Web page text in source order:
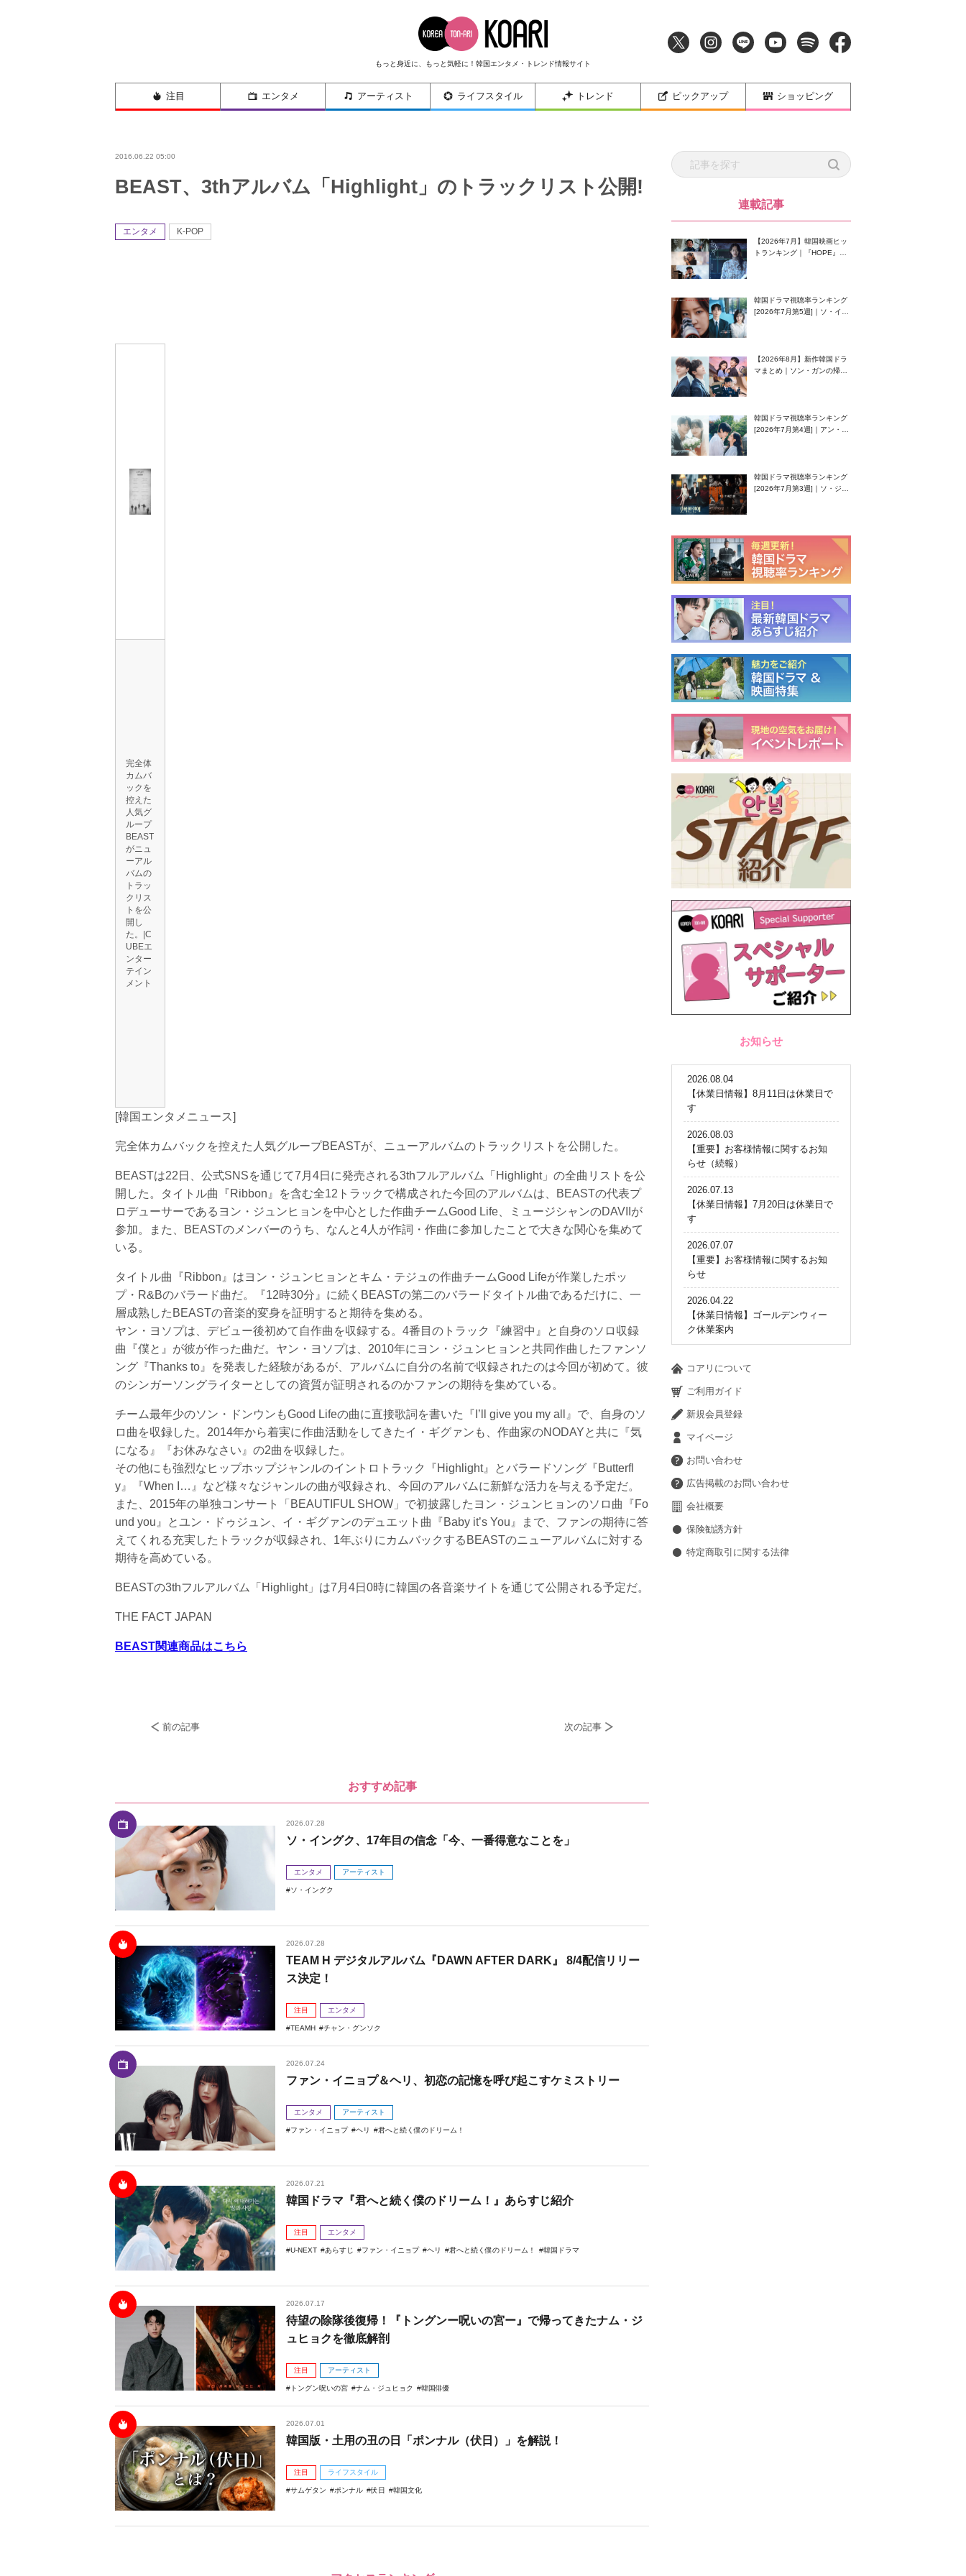
もっと身近に、もっと気軽に！韓国エンタメ・トレンド情報サイト
注目 エンタメ アーティスト ライフスタイル トレンド ピックアップ ショッピング
2016.06.22 05:00
BEAST、3thアルバム「Highlight」のトラックリスト公開!
エンタメ K-POP
完全体
カムバ
ックを
控えた
人気グ
ループ
BEAST
がニュ
ーアル
バムの
トラッ
クリス
トを公
開し
た。|C
UBEエ
ンター
テイン
メント
[韓国エンタメニュース]
完全体カムバックを控えた人気グループBEASTが、ニューアルバムのトラックリストを公開した。
BEASTは22日、公式SNSを通じて7月4日に発売される3thフルアルバム「Highlight」の全曲リストを公
開した。タイトル曲『Ribbon』を含む全12トラックで構成された今回のアルバムは、BEASTの代表プ
ロデューサーであるヨン・ジュンヒョンを中心とした作曲チームGood Life、ミュージシャンのDAVIIが
参加。また、BEASTのメンバーのうち、なんと4人が作詞・作曲に参加したことで大きな関心を集めて
いる。
タイトル曲『Ribbon』はヨン・ジュンヒョンとキム・テジュの作曲チームGood Lifeが作業したポッ
プ・R&Bのバラード曲だ。『12時30分』に続くBEASTの第二のバラードタイトル曲であるだけに、一
層成熟したBEASTの音楽的変身を証明すると期待を集める。
ヤン・ヨソプは、デビュー後初めて自作曲を収録する。4番目のトラック『練習中』と自身のソロ収録
曲『僕と』が彼が作った曲だ。ヤン・ヨソプは、2010年にヨン・ジュンヒョンと共同作曲したファンソ
ング『Thanks to』を発表した経験があるが、アルバムに自分の名前で収録されたのは今回が初めて。彼
のシンガーソングライターとしての資質が証明されるのかファンの期待を集めている。
チーム最年少のソン・ドンウンもGood Lifeの曲に直接歌詞を書いた『I’ll give you my all』で、自身のソ
ロ曲を収録した。2014年から着実に作曲活動をしてきたイ・ギグァンも、作曲家のNODAYと共に『気
になる』『お休みなさい』の2曲を収録した。
その他にも強烈なヒップホップジャンルのイントロトラック『Highlight』とバラードソング『Butterfl
y』『When I…』など様々なジャンルの曲が収録され、今回のアルバムに新鮮な活力を与える予定だ。
また、2015年の単独コンサート「BEAUTIFUL SHOW」で初披露したヨン・ジュンヒョンのソロ曲『Fo
und you』とユン・ドゥジュン、イ・ギグァンのデュエット曲『Baby it’s You』まで、ファンの期待に答
えてくれる充実したトラックが収録され、1年ぶりにカムバックするBEASTのニューアルバムに対する
期待を高めている。
BEASTの3thフルアルバム「Highlight」は7月4日0時に韓国の各音楽サイトを通じて公開される予定だ。
THE FACT JAPAN
BEAST関連商品はこちら
前の記事 次の記事
おすすめ記事
2026.07.28
ソ・イングク、17年目の信念「今、一番得意なことを」
エンタメ アーティスト
ソ・イングク
2026.07.28
TEAM H デジタルアルバム『DAWN AFTER DARK』 8/4配信リリー
ス決定！
注目 エンタメ
TEAMH チャン・グンソク
2026.07.24
ファン・イニョプ＆ヘリ、初恋の記憶を呼び起こすケミストリー
エンタメ アーティスト
ファン・イニョプ ヘリ 君へと続く僕のドリーム！
2026.07.21
韓国ドラマ『君へと続く僕のドリーム！』あらすじ紹介
注目 エンタメ
U-NEXT あらすじ ファン・イニョプ ヘリ 君へと続く僕のドリーム！ 韓国ドラマ
2026.07.17
待望の除隊後復帰！『トングンー呪いの宮ー』で帰ってきたナム・ジ
ュヒョクを徹底解剖
注目 アーティスト
トングン呪いの宮 ナム・ジュヒョク 韓国俳優
2026.07.01
韓国版・土用の丑の日「ポンナル（伏日）」を解説！
注目 ライフスタイル
サムゲタン ポンナル 伏日 韓国文化
連載記事
【2026年7月】韓国映画ヒッ
トランキング｜『HOPE』が
韓国ドラマ視聴率ランキング
[2026年7月第5週]｜ソ・イン
【2026年8月】新作韓国ドラ
マまとめ｜ソン・ガンの帰
韓国ドラマ視聴率ランキング
[2026年7月第4週]｜アン・ヒ
韓国ドラマ視聴率ランキング
[2026年7月第3週]｜ソ・ジソ
お知らせ
2026.08.04
【休業日情報】8月11日は休業日で
す
2026.08.03
【重要】お客様情報に関するお知
らせ（続報）
2026.07.13
【休業日情報】7月20日は休業日で
す
2026.07.07
【重要】お客様情報に関するお知
らせ
2026.04.22
【休業日情報】ゴールデンウィー
ク休業案内
コアリについて
ご利用ガイド
新規会員登録
マイページ
お問い合わせ
広告掲載のお問い合わせ
会社概要
保険勧誘方針
特定商取引に関する法律